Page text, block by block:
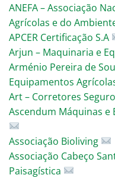
ANEFA – Associação
Agrícolas e do
APCER Certificação S.A
Arjun – Maquinaria e
Arménio Pereira de
Equipamentos
Art – Corretores
Ascendum Máquinas e
Associação Bioliving
Associação Cabeço
Paisagística